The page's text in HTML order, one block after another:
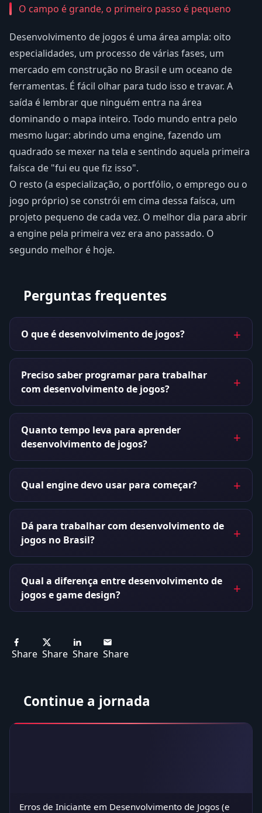
O campo é grande, o primeiro passo é pequeno
Desenvolvimento de jogos é uma área ampla: oito
especialidades, um processo de várias fases, um
mercado em construção no Brasil e um oceano de
ferramentas. É fácil olhar para tudo isso e travar. A
saída é lembrar que ninguém entra na área
dominando o mapa inteiro. Todo mundo entra pelo
mesmo lugar: abrindo uma engine, fazendo um
quadrado se mexer na tela e sentindo aquela primeira
faísca de "fui eu que fiz isso".
O resto (a especialização, o portfólio, o emprego ou o
jogo próprio) se constrói em cima dessa faísca, um
projeto pequeno de cada vez. O melhor dia para abrir
a engine pela primeira vez era ano passado. O
segundo melhor é hoje.
Perguntas frequentes
O que é desenvolvimento de jogos?
Preciso saber programar para trabalhar
com desenvolvimento de jogos?
Quanto tempo leva para aprender
desenvolvimento de jogos?
Qual engine devo usar para começar?
Dá para trabalhar com desenvolvimento de
jogos no Brasil?
Qual a diferença entre desenvolvimento de
jogos e game design?
Share Share Share Share
Continue a jornada
Erros de Iniciante em Desenvolvimento de Jogos (e